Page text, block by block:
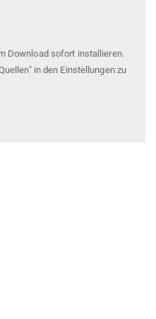
Download sofort installieren.
in den Einstellungen zu